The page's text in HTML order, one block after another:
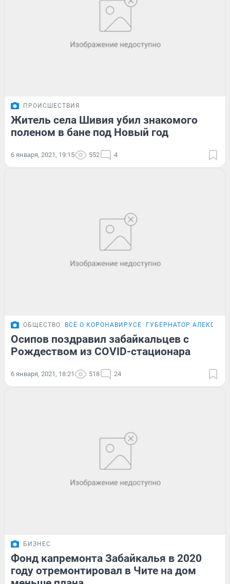
ПРОИСШЕСТВИЯ
Житель села Шивия убил знакомого
поленом в бане под Новый год
6 января, 2021, 19:15 552 4
ОБЩЕСТВО ВСЁ О КОРОНАВИРУСЕ ГУБЕРНАТОР
Осипов поздравил забайкальцев с
Рождеством из COVID-стационара
6 января, 2021, 18:21 518 24
БИЗНЕС
Фонд капремонта Забайкалья в 2020
году отремонтировал в Чите на дом